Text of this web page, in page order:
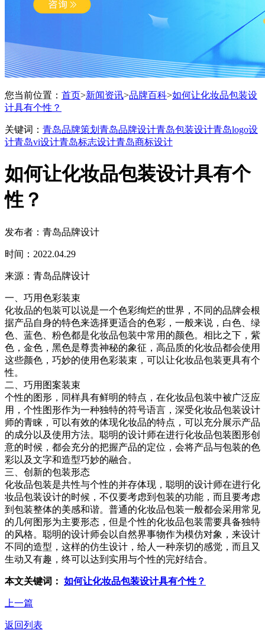
您当前位置： 首页>新闻资讯>品牌百科>如何让化妆品包装设
计具有个性？
关键词： 青岛品牌策划 青岛品牌设计青岛包装设计青岛logo设
计青岛vi设计青岛标志设计青岛商标设计
如何让化妆品包装设计具有个
性？
发布者：青岛品牌设计
时间：2022.04.29
来源：青岛品牌设计
一、巧用色彩装束
化妆品的包装可以说是一个色彩绚烂的世界，不同的品牌会根
据产品自身的特色来选择更适合的色彩，一般来说，白色、绿
色、蓝色、粉色都是化妆品包装中常用的颜色。相比之下，紫
色，金色，黑色是尊贵神秘的象征，高品质的化妆品都会使用
这些颜色，巧妙的使用色彩装束，可以让化妆品包装更具有个
性。
二、巧用图案装束
个性的图形，同样具有鲜明的特点，在化妆品包装中被广泛应
用，个性图形作为一种独特的符号语言，深受化妆品包装设计
师的青睐，可以有效的体现化妆品的特点，可以充分展示产品
的成分以及使用方法。聪明的设计师在进行化妆品包装图形创
意的时候，都会充分的把握产品的定位，会将产品与包装的色
彩以及文字和造型巧妙的融合。
三、创新的包装形态
化妆品包装是共性与个性的并存体现，聪明的设计师在进行化
妆品包装设计的时候，不仅要考虑到包装的功能，而且要考虑
到包装整体的美感和谐。普通的化妆品包装一般都会采用常见
的几何图形为主要形态，但是个性的化妆品包装需要具备独特
的风格。聪明的设计师会以自然界事物作为模仿对象，来设计
不同的造型，这样的仿生设计，给人一种亲切的感觉，而且又
生动又有趣，终可以达到实用与个性的完好结合。
本文关键词： 如何让化妆品包装设计具有个性？
上一篇
返回列表